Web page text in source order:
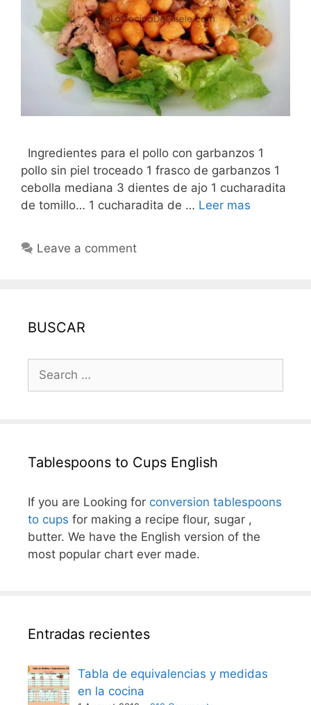
Ingredientes para el pollo con garbanzos 1
pollo sin piel troceado 1 frasco de garbanzos 1
cebolla mediana 3 dientes de ajo 1 cucharadita
de tomillo… 1 cucharadita de … Leer mas
Leave a comment
BUSCAR
for:
Tablespoons to Cups English
If you are Looking for conversion tablespoons
to cups for making a recipe flour, sugar ,
butter. We have the English version of the
most popular chart ever made.
Entradas recientes
Tabla de equivalencias y medidas
en la cocina